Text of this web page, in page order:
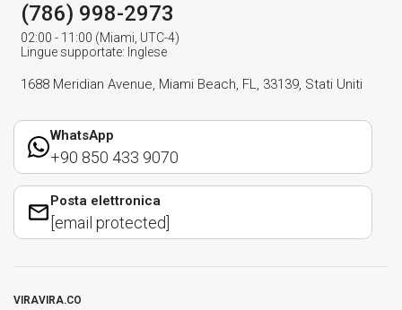
(786) 998-2973
02:00 - 11:00 (Miami, UTC-4)
Lingue supportate: Inglese
1688 Meridian Avenue, Miami Beach, FL, 33139, Stati Uniti
WhatsApp
+90 850 433 9070
Posta elettronica
[email protected]
VIRAVIRA.CO